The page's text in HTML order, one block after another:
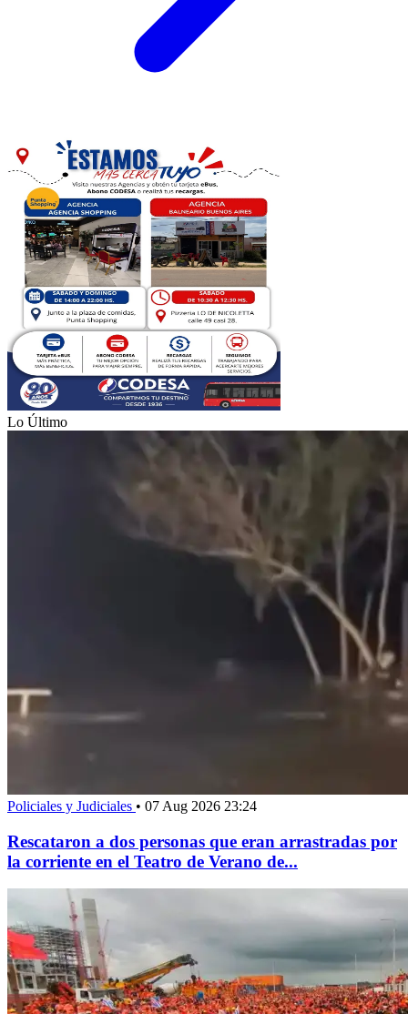
Lo Último
Policiales y Judiciales • 07 Aug 2026 23:24
Rescataron a dos personas que eran arrastradas por
la corriente en el Teatro de Verano de...